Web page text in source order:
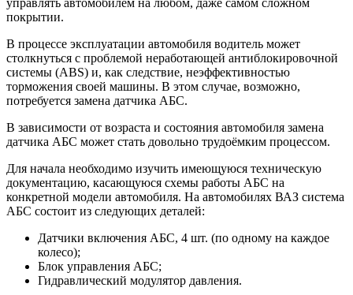
покрытии.
В процессе эксплуатации автомобиля водитель может
столкнуться с проблемой неработающей антиблокировочной
системы (ABS) и, как следствие, неэффективностью
торможения своей машины. В этом случае, возможно,
потребуется замена датчика АБС.
В зависимости от возраста и состояния автомобиля замена
датчика АБС может стать довольно трудоёмким процессом.
Для начала необходимо изучить имеющуюся техническую
документацию, касающуюся схемы работы АБС на
конкретной модели автомобиля. На автомобилях ВАЗ система
АБС состоит из следующих деталей:
Датчики включения АБС, 4 шт. (по одному на каждое
колесо);
Блок управления АБС;
Гидравлический модулятор давления.